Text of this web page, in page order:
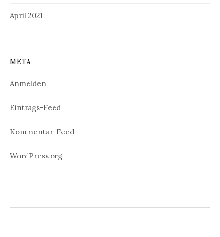
April 2021
META
Anmelden
Eintrags-Feed
Kommentar-Feed
WordPress.org